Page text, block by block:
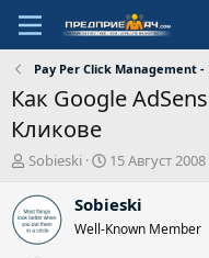
Pay Per Click Management -
Как Google
Кликове
А
т
о
р
Sobieski
Н
ч
л
15 Август 2008
Sobieski
Well-Known Member